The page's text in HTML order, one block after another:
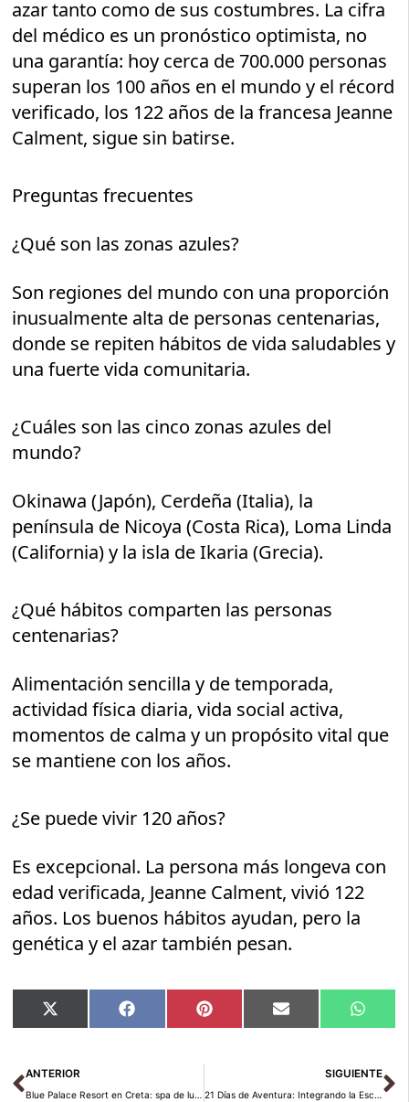
azar tanto como de sus costumbres. La cifra
del médico es un pronóstico optimista, no
una garantía: hoy cerca de 700.000 personas
superan los 100 años en el mundo y el récord
verificado, los 122 años de la francesa Jeanne
Calment, sigue sin batirse.
Preguntas frecuentes
¿Qué son las zonas azules?
Son regiones del mundo con una proporción
inusualmente alta de personas centenarias,
donde se repiten hábitos de vida saludables y
una fuerte vida comunitaria.
¿Cuáles son las cinco zonas azules del
mundo?
Okinawa (Japón), Cerdeña (Italia), la
península de Nicoya (Costa Rica), Loma Linda
(California) y la isla de Ikaria (Grecia).
¿Qué hábitos comparten las personas
centenarias?
Alimentación sencilla y de temporada,
actividad física diaria, vida social activa,
momentos de calma y un propósito vital que
se mantiene con los años.
¿Se puede vivir 120 años?
Es excepcional. La persona más longeva con
edad verificada, Jeanne Calment, vivió 122
años. Los buenos hábitos ayudan, pero la
genética y el azar también pesan.
Compartir
en
X
(Twitter)
Compartir
en
Facebook Compartir
en
Pinterest Compartir
en
Email
en
Ant
ANTERIOR
Blue Palace Resort en Creta: spa de lujo en Elounda
SIGUIENTE
21 Días de Aventura: Integrando la Escalada en tu Rutina Diaria